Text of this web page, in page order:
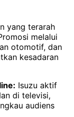
yang terarah
melalui
otomotif, dan
kesadaran
Isuzu aktif
di televisi,
audiens